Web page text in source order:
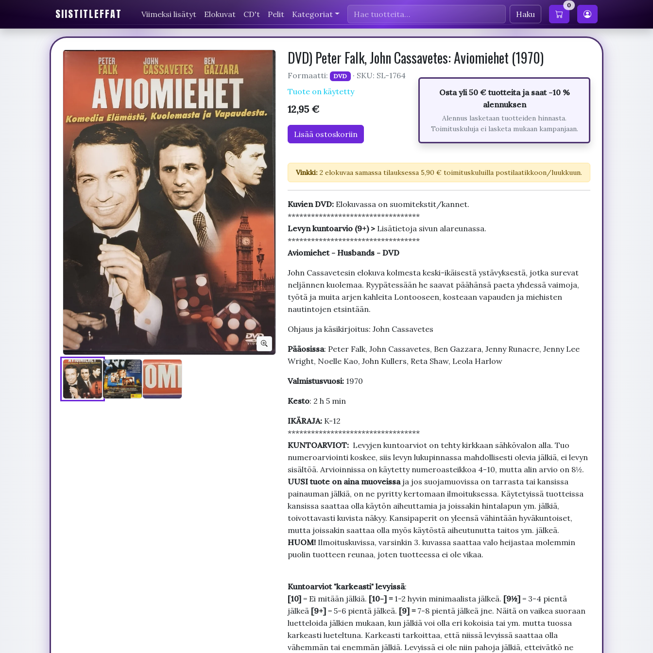
SIISTITLEFFAT Viimeksi lisätyt Elokuvat CD't Pelit Kategoriat Haku
0
DVD) Peter Falk, John Cassavetes: Aviomiehet (1970)
Formaatti: DVD
· SKU: SL-1764
Tuote on käytetty
12,95 €
Lisää ostoskoriin
Osta yli 50 € tuotteita ja saat -10 %
alennuksen
Alennus lasketaan tuotteiden hinnasta.
Toimituskuluja ei lasketa mukaan kampanjaan.
Vinkki:2 elokuvaa samassa tilauksessa 5,90 € toimituskuluilla postilaatikkoon/luukkuun.
Kuvien DVD: Elokuvassa on suomitekstit/kannet.
**********************************
Levyn kuntoarvio (9+) > Lisätietoja sivun alareunassa.
**********************************
Aviomiehet - Husbands - DVD
John Cassavetesin elokuva kolmesta keski-ikäisestä ystävyksestä, jotka surevat
neljännen kuolemaa. Ryypätessään he saavat päähänsä paeta yhdessä vaimoja,
työtä ja muita arjen kahleita Lontooseen, kosteaan vapauden ja miehisten
nautintojen etsintään.
Ohjaus ja käsikirjoitus: John Cassavetes
Pääosissa: Peter Falk, John Cassavetes, Ben Gazzara, Jenny Runacre, Jenny Lee
Wright, Noelle Kao, John Kullers, Reta Shaw, Leola Harlow
Valmistusvuosi:1970
Kesto: 2 h 5 min
IKÄRAJA: K-12
**********************************
KUNTOARVIOT: Levyjen kuntoarviot on tehty kirkkaan sähkövalon alla. Tuo
numeroarviointi koskee, siis levyn lukupinnassa mahdollisesti olevia jälkiä, ei levyn
sisältöä. Arvioinnissa on käytetty numeroasteikkoa 4-10, mutta alin arvio on 8½.
UUSI tuote on aina muoveissa ja jos suojamuovissa on tarrasta tai kansissa
painauman jälkiä, on ne pyritty kertomaan ilmoituksessa. Käytetyissä tuotteissa
kansissa saattaa olla käytön aiheuttamia ja joissakin hintalapun ym. jälkiä,
toivottavasti kuvista näkyy. Kansipaperit on yleensä vähintään hyväkuntoiset,
mutta joissakin saattaa olla myös käytöstä aiheutunutta taitos ym. jälkeä.
HUOM!Ilmoituskuvissa, varsinkin 3. kuvassa saattaa valo heijastaa molemmin
puolin tuotteen reunaa, joten tuotteessa ei ole vikaa.
Kuntoarviot "karkeasti" levyissä:
[10]= Ei mitään jälkiä. [10-] = 1-2 hyvin minimaalista jälkeä. [9½]= 3-4 pientä
jälkeä [9+]= 5-6 pientä jälkeä. [9] = 7-8 pientä jälkeä jne. Näitä on vaikea suoraan
luetteloida jälkien mukaan, kun jälkiä voi olla eri kokoisia tai ym. mutta tuossa
karkeasti lueteltuna. Karkeasti tarkoittaa, että niissä levyissä saattaa olla
vähemmän tai enemmän jälkiä. Levyissä ei ole niin pahoja jälkiä, etteivätkö ne